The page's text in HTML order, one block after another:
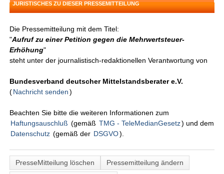
JURISTISCHES ZU DIESER PRESSEMITTEILUNG
Die Pressemitteilung mit dem Titel:
"Aufruf zu einer Petition gegen die Mehrwertsteuer-
Erhöhung"
steht unter der journalistisch-redaktionellen Verantwortung von
Bundesverband deutscher Mittelstandsberater e.V.
(Nachricht senden )
Beachten Sie bitte die weiteren Informationen zum
Haftungsauschluß (gemäß TMG - TeleMedianGesetz) und dem
Datenschutz (gemäß der DSGVO).
PresseMitteilung löschen
Pressemitteilung ändern